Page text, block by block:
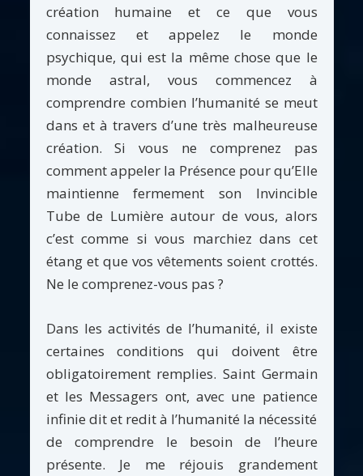
création humaine et ce que vous
connaissez et appelez le monde
psychique, qui est la même chose que le
monde astral, vous commencez à
comprendre combien l’humanité se meut
dans et à travers d’une très malheureuse
création. Si vous ne comprenez pas
comment appeler la Présence pour qu’Elle
maintienne fermement son Invincible
Tube de Lumière autour de vous, alors
c’est comme si vous marchiez dans cet
étang et que vos vêtements soient crottés.
Ne le comprenez-vous pas ?
Dans les activités de l’humanité, il existe
certaines conditions qui doivent être
obligatoirement remplies. Saint Germain
et les Messagers ont, avec une patience
infinie dit et redit à l’humanité la nécessité
de comprendre le besoin de l’heure
présente. Je me réjouis grandement